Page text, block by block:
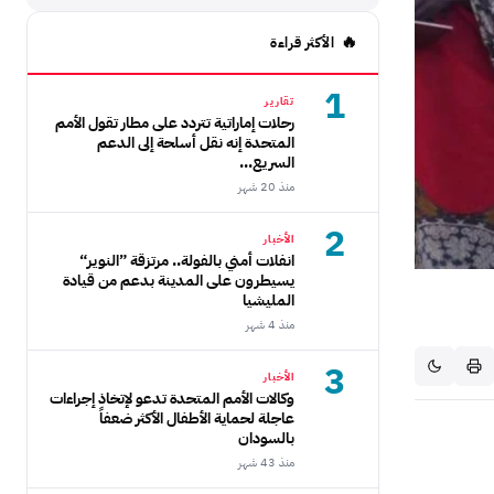
الأكثر قراءة
1 تقارير
رحلات إماراتية تتردد على مطار تقول الأمم
المتحدة إنه نقل أسلحة إلى الدعم
السريع...
منذ 20 شهر
2 الأخبار
انفلات أمني بالفولة.. مرتزقة ”النوير“
يسيطرون على المدينة بدعم من قيادة
المليشيا
منذ 4 شهر
3 الأخبار
وكالات الأمم المتحدة تدعو لإتخاذ إجراءات
عاجلة لحماية الأطفال الأكثر ضعفاً
بالسودان
منذ 43 شهر